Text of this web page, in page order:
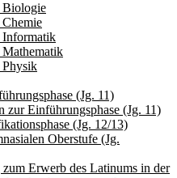
Biologie
Informatik
Mathematik
Physik
(Jg. 11)
zur Einführungsphase (Jg. 11)
(Jg. 12/13)
Oberstufe (Jg.
Erwerb des Latinums in der